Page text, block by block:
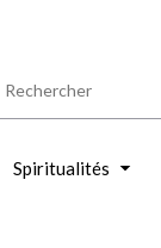
Spiritualités